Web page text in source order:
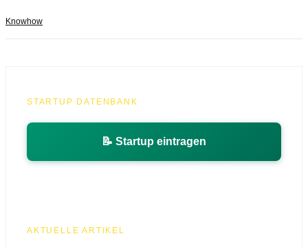
Knowhow
STARTUP DATENBANK
📝 Startup eintragen
AKTUELLE ARTIKEL